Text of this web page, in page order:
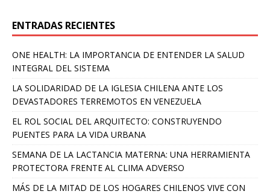
ENTRADAS RECIENTES
ONE HEALTH: LA IMPORTANCIA DE ENTENDER LA SALUD
INTEGRAL DEL SISTEMA
LA SOLIDARIDAD DE LA IGLESIA CHILENA ANTE LOS
DEVASTADORES TERREMOTOS EN VENEZUELA
EL ROL SOCIAL DEL ARQUITECTO: CONSTRUYENDO
PUENTES PARA LA VIDA URBANA
SEMANA DE LA LACTANCIA MATERNA: UNA HERRAMIENTA
PROTECTORA FRENTE AL CLIMA ADVERSO
MÁS DE LA MITAD DE LOS HOGARES CHILENOS VIVE CON